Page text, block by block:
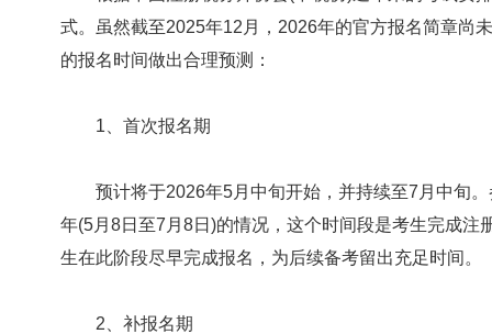
式。虽然截至2025年12月，2026年的官方报名简章尚
的报名时间做出合理预测：
1、首次报名期
预计将于2026年5月中旬开始，并持续至7月中旬。
年(5月8日至7月8日)的情况，这个时间段是考生完成
生在此阶段尽早完成报名，为后续备考留出充足时间。
2、补报名期